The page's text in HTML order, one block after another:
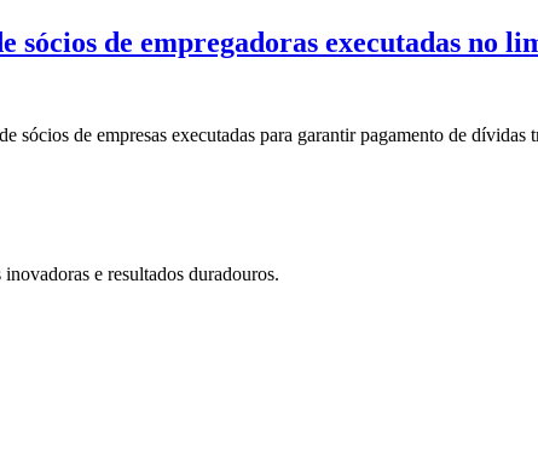
sócios de empregadoras executadas no
sócios de empresas executadas para garantir pagamento de
e resultados duradouros.